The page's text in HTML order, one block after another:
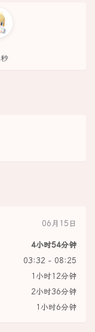
06月15日
4小时54分钟
03:32 - 08:25
1小时12分钟
2小时36分钟
1小时6分钟